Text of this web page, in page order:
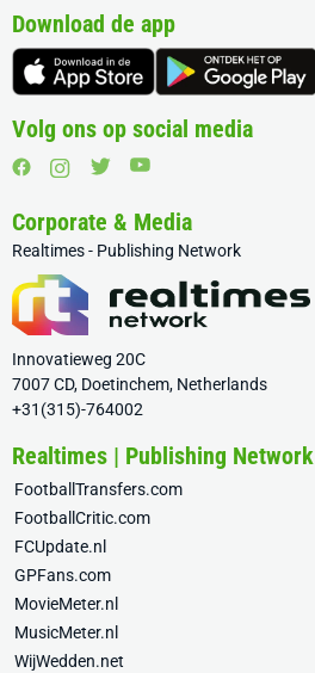
Download de app
Volg ons op social media
Corporate & Media
Realtimes - Publishing Network
Innovatieweg 20C
7007 CD, Doetinchem, Netherlands
+31(315)-764002
Realtimes | Publishing Network
FootballTransfers.com
FootballCritic.com
FCUpdate.nl
GPFans.com
MovieMeter.nl
MusicMeter.nl
WijWedden.net